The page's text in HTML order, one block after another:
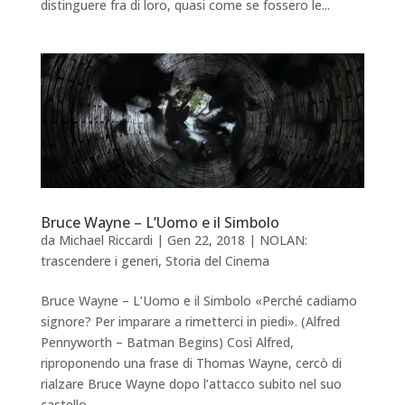
distinguere fra di loro, quasi come se fossero le...
Bruce Wayne – L’Uomo e il Simbolo
da Michael Riccardi | Gen 22, 2018 | NOLAN:
trascendere i generi, Storia del Cinema
Bruce Wayne – L’Uomo e il Simbolo «Perché cadiamo
signore? Per imparare a rimetterci in piedi». (Alfred
Pennyworth – Batman Begins) Così Alfred,
riproponendo una frase di Thomas Wayne, cercò di
rialzare Bruce Wayne dopo l’attacco subito nel suo